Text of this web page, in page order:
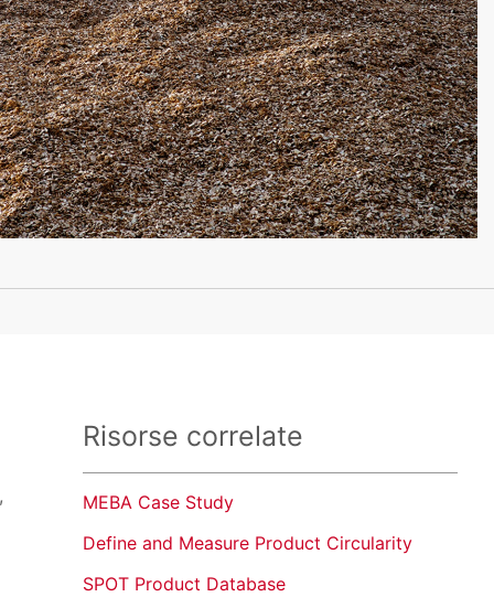
Risorse correlate
MEBA Case Study
Define and Measure Product Circularity
SPOT Product Database